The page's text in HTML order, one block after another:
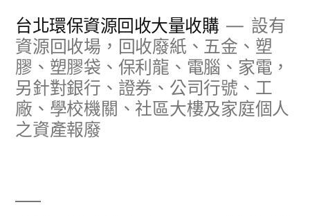
台北環保資源回收大量收購
設有
資源回收場，回收廢紙、五金、塑
膠、塑膠袋、保利龍、電腦、家電，
另針對銀行、證券、公司行號、工
廠、學校機關、社區大樓及家庭個人
之資產報廢